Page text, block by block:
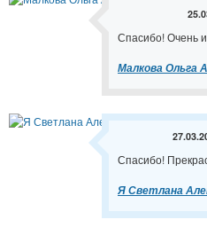
Спасибо! Очень
Малкова Ольга
Спасибо!
Я Светлана